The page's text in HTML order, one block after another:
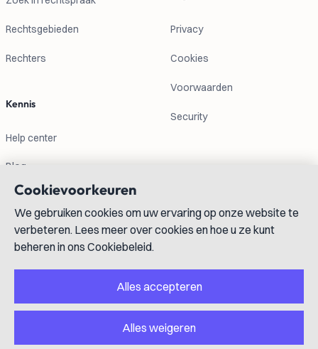
Rechtsgebieden
Rechters
Kennis
Help center
Blog
Privacy
Cookies
Voorwaarden
Security
Contactgegevens
info@lexboost.com
GitHubYouTube
Cookievoorkeuren
We gebruiken cookies om uw ervaring op onze website te
verbeteren. Lees meer over cookies en hoe u ze kunt
beheren in ons Cookiebeleid.
Alles accepteren
Alles weigeren